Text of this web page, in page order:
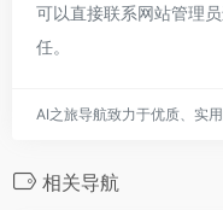
可以直接联系网站管理
任。
AI之旅导航致力于优质、实
相关导航